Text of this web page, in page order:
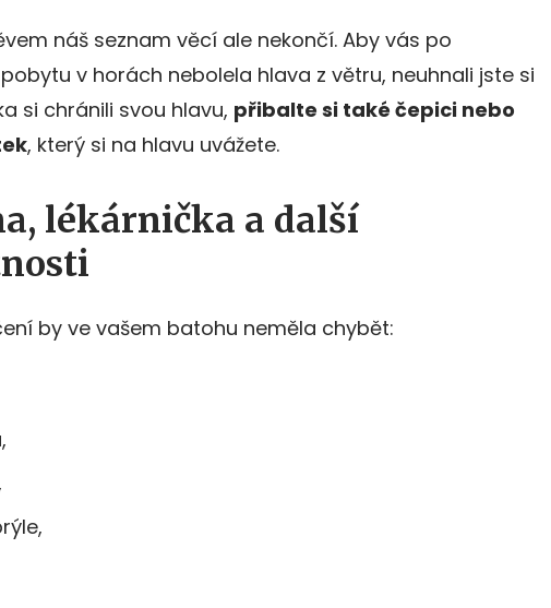
náš seznam věcí ale nekončí. Aby vás po
v horách nebolela hlava z větru, neuhnali jste si
si chránili svou hlavu, přibalte si také čepici nebo
, který si na hlavu uvážete.
lékárnička a další
by ve vašem batohu neměla chybět: